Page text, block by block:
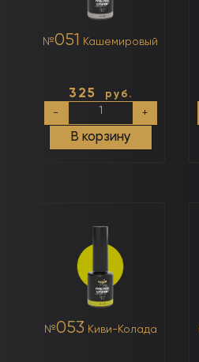
№051 Кашемировый
325 руб.
Количество
№051
Кашемировый
- +
В корзину
№053 Киви-Колада